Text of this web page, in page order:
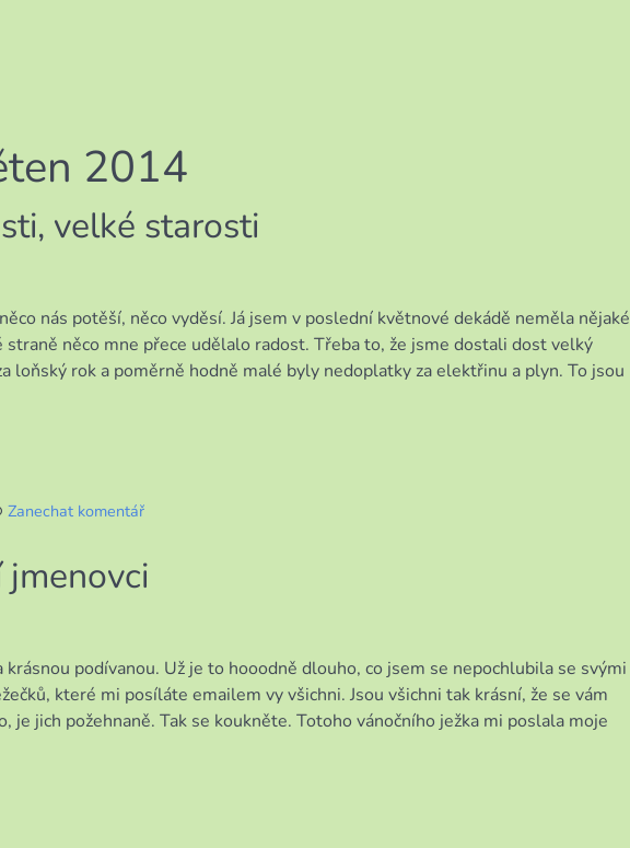
2014
velké starosti
nás potěší, něco vyděsí. Já jsem v poslední květnové dekádě neměla nějaké
něco mne přece udělalo radost. Třeba to, že jsme dostali dost velký
loňský rok a poměrně hodně malé byly nedoplatky za elektřinu a plyn. To jsou
Zanechat komentář
radosti,
jmenovci
podívanou. Už je to hooodně dlouho, co jsem se nepochlubila se svými
které mi posíláte emailem vy všichni. Jsou všichni tak krásní, že se vám
je jich požehnaně. Tak se koukněte. Totoho vánočního ježka mi poslala moje